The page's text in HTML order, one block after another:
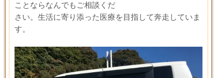
ことならなんでもご相談くだ
さい。生活に寄り添った医療を目指して奔走していま
す。